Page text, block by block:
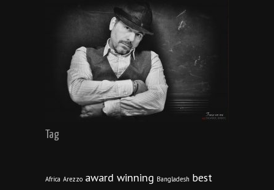
Tag
Africa Arezzo award winning Bangladesh best